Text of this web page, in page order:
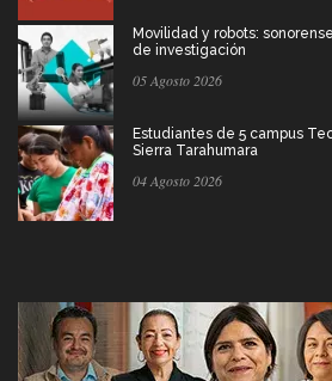
Movilidad y robots:
de investigación
05 Agosto 2026
Estudiantes de 5 campus
Sierra Tarahumara
04 Agosto 2026